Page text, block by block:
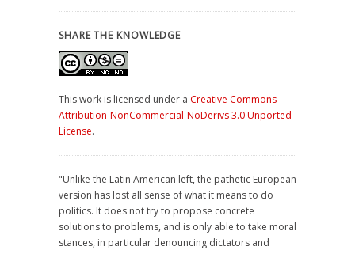
SHARE THE KNOWLEDGE
This work is licensed under a Creative Commons
Attribution-NonCommercial-NoDerivs 3.0 Unported
License.
"Unlike the Latin American left, the pathetic European
version has lost all sense of what it means to do
politics. It does not try to propose concrete
solutions to problems, and is only able to take moral
stances, in particular denouncing dictators and